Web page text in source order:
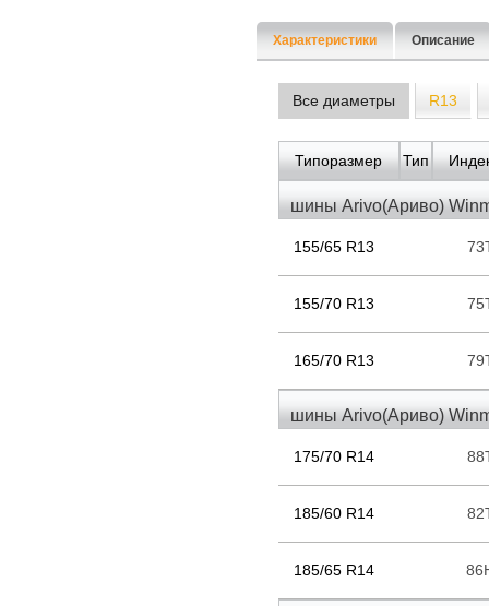
Характеристики Описание
Все диаметры R13
Типоразмер Тип
шины Arivo(Ариво)
155/65 R13
155/70 R13
165/70 R13
шины Arivo(Ариво)
175/70 R14
185/60 R14
185/65 R14